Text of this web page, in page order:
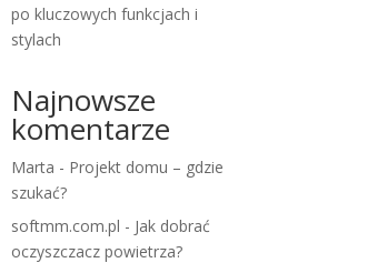
po kluczowych funkcjach i
stylach
Najnowsze
komentarze
Marta - Projekt domu – gdzie
szukać?
softmm.com.pl - Jak dobrać
oczyszczacz powietrza?